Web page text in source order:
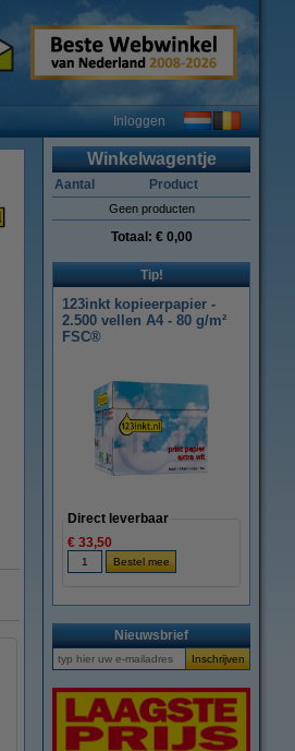
Inloggen
Winkelwagentje
Aantal Product
Geen producten
Totaal: € 0,00
Tip!
123inkt kopieerpapier -
2.500 vellen A4 - 80 g/m²
FSC®
Direct leverbaar
€ 33,50
Nieuwsbrief